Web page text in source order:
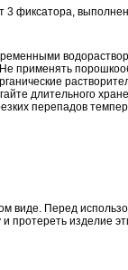
3 фиксатора,
применять
длительного
перепадов
виде. Перед
и протереть изделие